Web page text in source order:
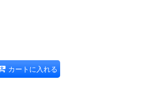
カートに入れる